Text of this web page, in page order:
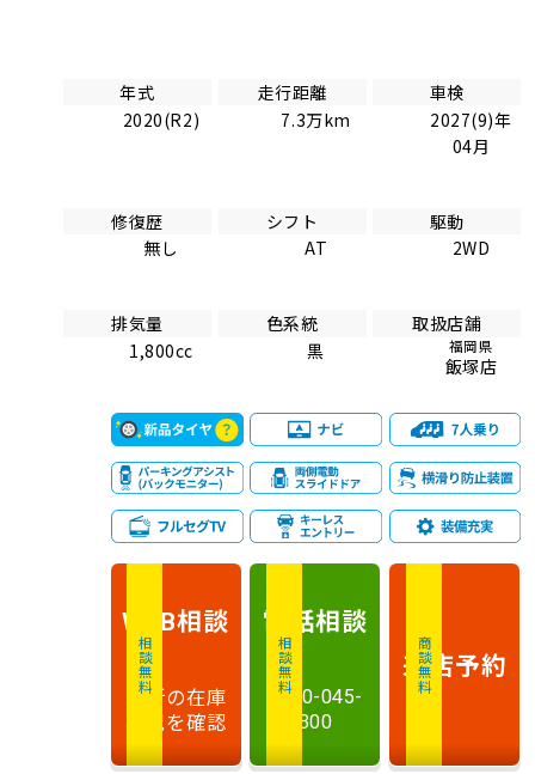
年式
2020(R2)
走行距離
7.3万km
車検
2027(9)年
04月
修復歴
無し
シフト
AT
駆動
2WD
排気量
1,800cc
色系統
黒
取扱店舗
福岡県
飯塚店
相談無料
WEB相談
最新の在庫
状況を確認
相談無料
電話相談
0120-045-
300
商談無料
来店予約